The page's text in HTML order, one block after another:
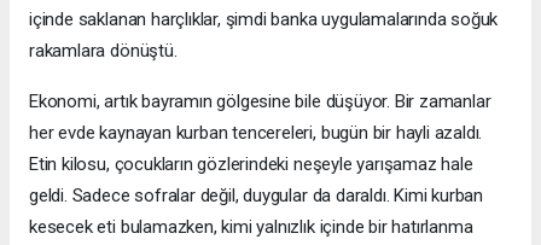
içinde saklanan harçlıklar, şimdi banka uygulamalarında soğuk
rakamlara dönüştü.
Ekonomi, artık bayramın gölgesine bile düşüyor. Bir zamanlar
her evde kaynayan kurban tencereleri, bugün bir hayli azaldı.
Etin kilosu, çocukların gözlerindeki neşeyle yarışamaz hale
geldi. Sadece sofralar değil, duygular da daraldı. Kimi kurban
kesecek eti bulamazken, kimi yalnızlık içinde bir hatırlanma